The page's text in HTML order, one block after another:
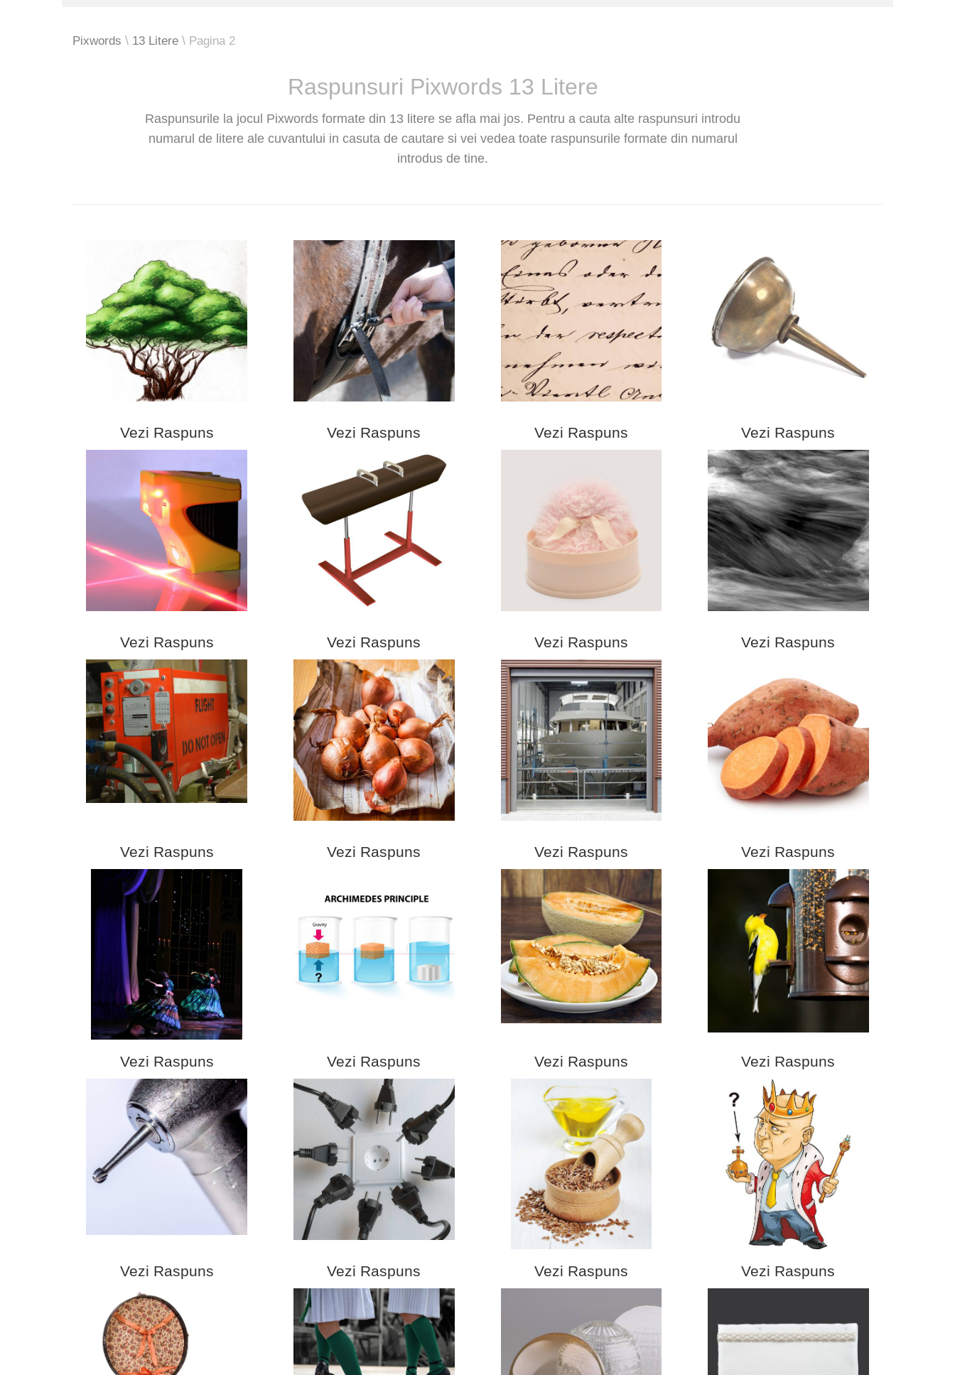
Pixwords 13 Litere Pagina 2
Raspunsuri Pixwords 13 Litere
Raspunsurile la jocul Pixwords formate din 13 litere se afla mai jos. Pentru a cauta alte raspunsuri introdu
numarul de litere ale cuvantului in casuta de cautare si vei vedea toate raspunsurile formate din numarul
introdus de tine.
Vezi Raspuns Vezi Raspuns Vezi Raspuns Vezi Raspuns
Vezi Raspuns Vezi Raspuns Vezi Raspuns Vezi Raspuns
Vezi Raspuns Vezi Raspuns Vezi Raspuns Vezi Raspuns
Vezi Raspuns Vezi Raspuns Vezi Raspuns Vezi Raspuns
Vezi Raspuns Vezi Raspuns Vezi Raspuns Vezi Raspuns